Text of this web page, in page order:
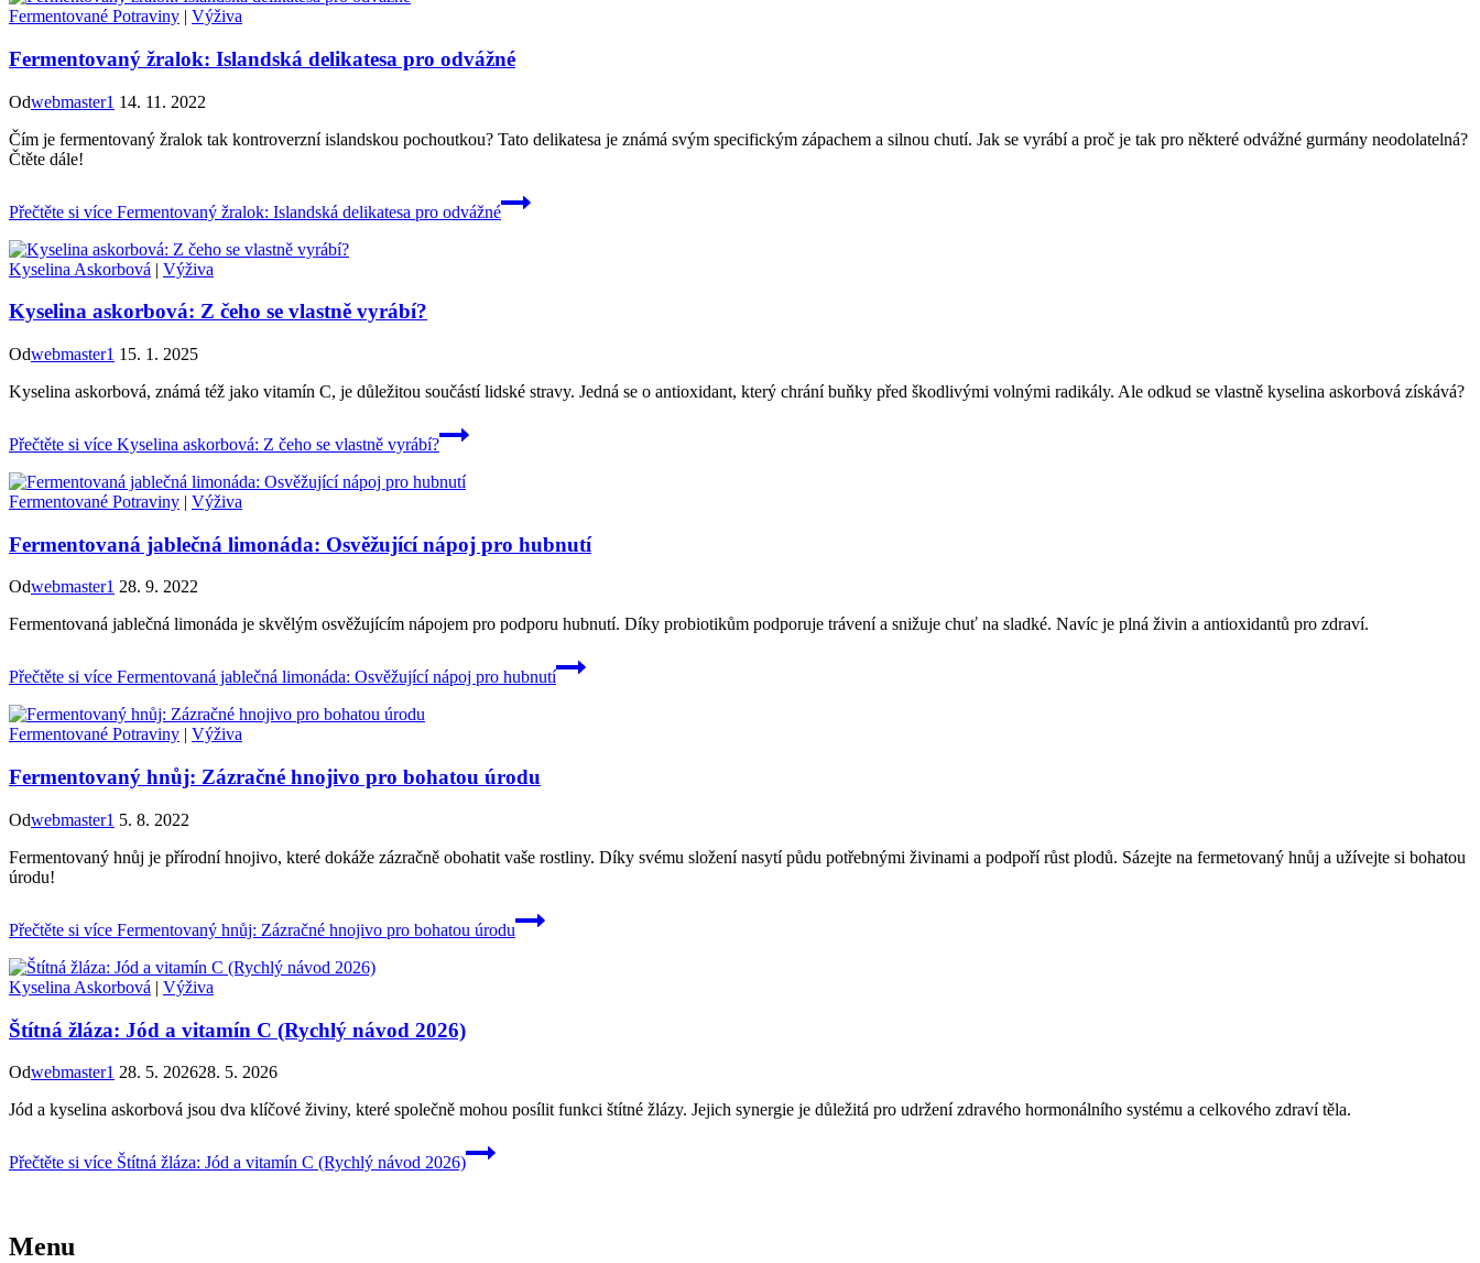
Fermentované Potraviny | Výživa
Fermentovaný žralok: Islandská delikatesa pro odvážné
Odwebmaster1 14. 11. 2022
Čím je fermentovaný žralok tak kontroverzní islandskou pochoutkou? Tato delikatesa je známá svým specifickým zápachem a silnou chutí. Jak se vyrábí a proč je tak pro některé odvážné gurmány neodolatelná?
Čtěte dále!
Přečtěte si více Fermentovaný žralok: Islandská delikatesa pro odvážné
Kyselina Askorbová | Výživa
Kyselina askorbová: Z čeho se vlastně vyrábí?
Odwebmaster1 15. 1. 2025
Kyselina askorbová, známá též jako vitamín C, je důležitou součástí lidské stravy. Jedná se o antioxidant, který chrání buňky před škodlivými volnými radikály. Ale odkud se vlastně kyselina askorbová získává?
Přečtěte si více Kyselina askorbová: Z čeho se vlastně vyrábí?
Fermentované Potraviny | Výživa
Fermentovaná jablečná limonáda: Osvěžující nápoj pro hubnutí
Odwebmaster1 28. 9. 2022
Fermentovaná jablečná limonáda je skvělým osvěžujícím nápojem pro podporu hubnutí. Díky probiotikům podporuje trávení a snižuje chuť na sladké. Navíc je plná živin a antioxidantů pro zdraví.
Přečtěte si více Fermentovaná jablečná limonáda: Osvěžující nápoj pro hubnutí
Fermentované Potraviny | Výživa
Fermentovaný hnůj: Zázračné hnojivo pro bohatou úrodu
Odwebmaster1 5. 8. 2022
Fermentovaný hnůj je přírodní hnojivo, které dokáže zázračně obohatit vaše rostliny. Díky svému složení nasytí půdu potřebnými živinami a podpoří růst plodů. Sázejte na fermetovaný hnůj a užívejte si bohatou
úrodu!
Přečtěte si více Fermentovaný hnůj: Zázračné hnojivo pro bohatou úrodu
Kyselina Askorbová | Výživa
Štítná žláza: Jód a vitamín C (Rychlý návod 2026)
Odwebmaster1 28. 5. 202628. 5. 2026
Jód a kyselina askorbová jsou dva klíčové živiny, které společně mohou posílit funkci štítné žlázy. Jejich synergie je důležitá pro udržení zdravého hormonálního systému a celkového zdraví těla.
Přečtěte si více Štítná žláza: Jód a vitamín C (Rychlý návod 2026)
Menu